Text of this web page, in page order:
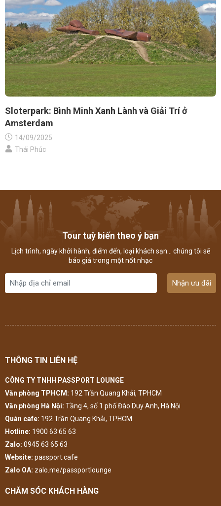
Sloterpark: Bình Minh Xanh Lành và Giải Trí ở
Amsterdam
14/09/2025
Thái Phúc
Tour tuỳ biến theo ý bạn
Lịch trình, ngày khởi hành, điểm đến, loại khách sạn... chúng tôi sẽ
báo giá trong một nốt nhạc
Nhận ưu đãi
THÔNG TIN LIÊN HỆ
CÔNG TY TNHH PASSPORT LOUNGE
Văn phòng TPHCM: 192 Trần Quang Khải, TPHCM
Văn phòng Hà Nội: Tầng 4, số 1 phố Đào Duy Anh, Hà Nội
Quán cafe: 192 Trần Quang Khải, TPHCM
Hotline: 1900 63 65 63
Zalo: 0945 63 65 63
Website: passport.cafe
Zalo OA: zalo.me/passportlounge
CHĂM SÓC KHÁCH HÀNG